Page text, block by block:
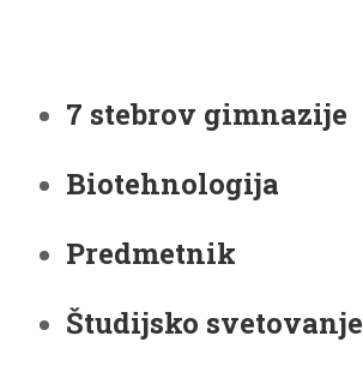
7 stebrov gimnazije
Biotehnologija
Predmetnik
Študijsko svetovanje